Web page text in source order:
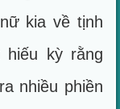
kia về tịnh
kỳ rằng
nhiều phiền